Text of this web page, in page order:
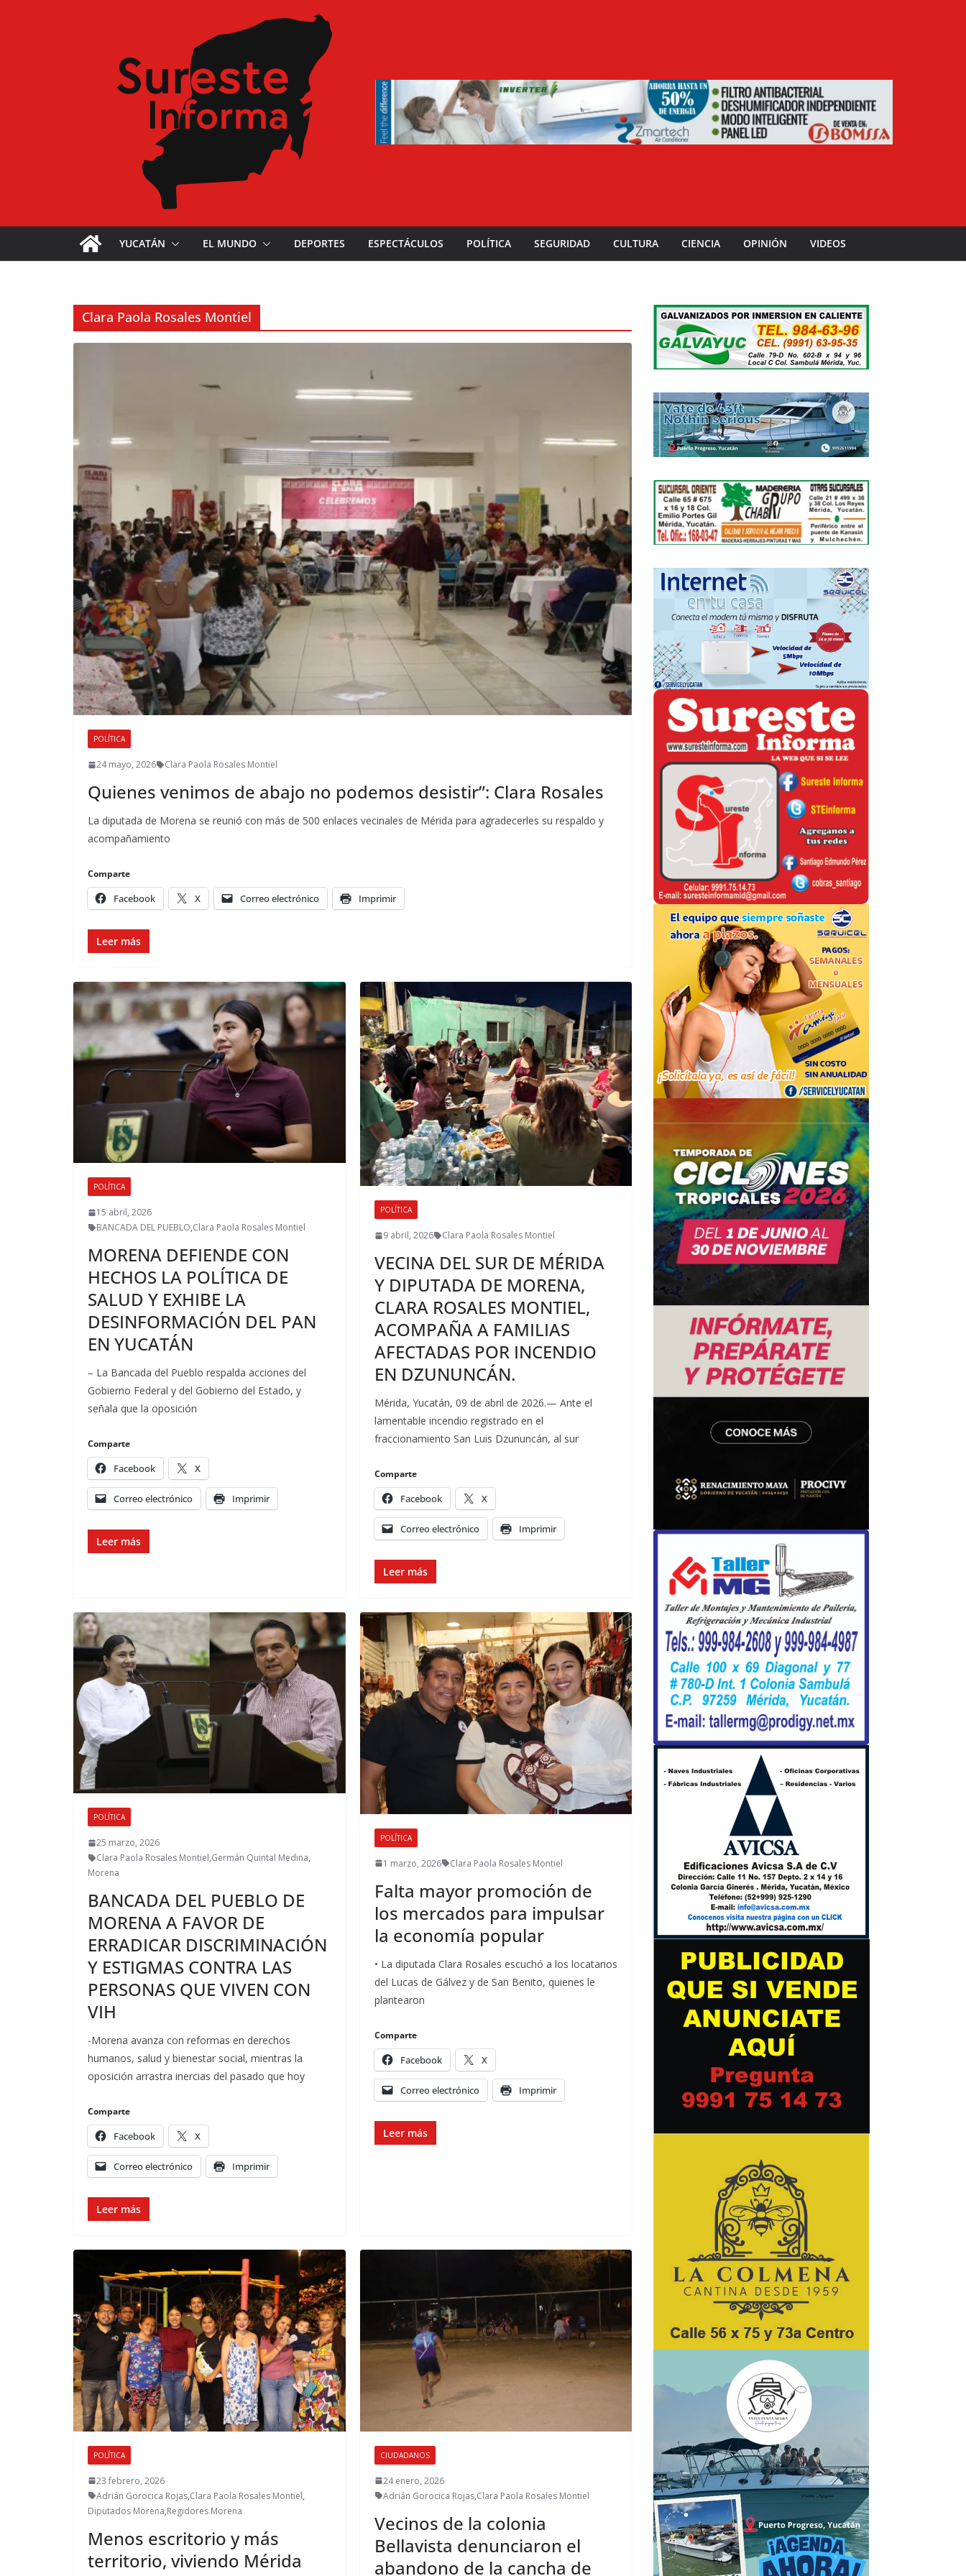
YUCATÁN EL MUNDO DEPORTES ESPECTÁCULOS POLÍTICA SEGURIDAD CULTURA CIENCIA OPINIÓN VIDEOS
Clara Paola Rosales Montiel
POLÍTICA
24 mayo, 2026 Clara Paola Rosales Montiel
Quienes venimos de abajo no podemos desistir”: Clara Rosales
La diputada de Morena se reunió con más de 500 enlaces vecinales de Mérida para agradecerles su respaldo y
acompañamiento
Comparte
Facebook X Correo electrónico Imprimir
Leer más
POLÍTICA
15 abril, 2026
BANCADA DEL PUEBLO,Clara Paola Rosales Montiel
MORENA DEFIENDE CON
HECHOS LA POLÍTICA DE
SALUD Y EXHIBE LA
DESINFORMACIÓN DEL PAN
EN YUCATÁN
– La Bancada del Pueblo respalda acciones del
Gobierno Federal y del Gobierno del Estado, y
señala que la oposición
Comparte
Facebook X
Correo electrónico Imprimir
Leer más
POLÍTICA
9 abril, 2026 Clara Paola Rosales Montiel
VECINA DEL SUR DE MÉRIDA
Y DIPUTADA DE MORENA,
CLARA ROSALES MONTIEL,
ACOMPAÑA A FAMILIAS
AFECTADAS POR INCENDIO
EN DZUNUNCÁN.
Mérida, Yucatán, 09 de abril de 2026.— Ante el
lamentable incendio registrado en el
fraccionamiento San Luis Dzununcán, al sur
Comparte
Facebook X
Correo electrónico Imprimir
Leer más
POLÍTICA
25 marzo, 2026
Clara Paola Rosales Montiel,Germán Quintal Medina,
Morena
BANCADA DEL PUEBLO DE
MORENA A FAVOR DE
ERRADICAR DISCRIMINACIÓN
Y ESTIGMAS CONTRA LAS
PERSONAS QUE VIVEN CON
VIH
-Morena avanza con reformas en derechos
humanos, salud y bienestar social, mientras la
oposición arrastra inercias del pasado que hoy
Comparte
Facebook X
Correo electrónico Imprimir
Leer más
POLÍTICA
1 marzo, 2026 Clara Paola Rosales Montiel
Falta mayor promoción de
los mercados para impulsar
la economía popular
• La diputada Clara Rosales escuchó a los locatarios
del Lucas de Gálvez y de San Benito, quienes le
plantearon
Comparte
Facebook X
Correo electrónico Imprimir
Leer más
POLÍTICA
23 febrero, 2026
Adrián Gorocica Rojas,Clara Paola Rosales Montiel,
Diputados Morena,Regidores Morena
Menos escritorio y más
territorio, viviendo Mérida
CIUDADANOS
24 enero, 2026
Adrián Gorocica Rojas,Clara Paola Rosales Montiel
Vecinos de la colonia
Bellavista denunciaron el
abandono de la cancha de